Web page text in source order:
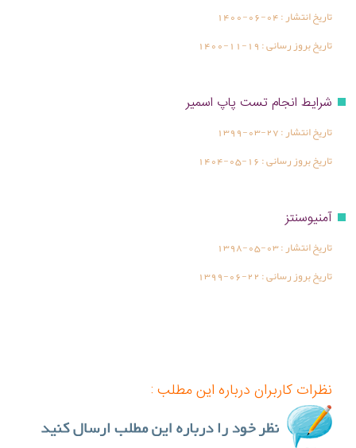
تاریخ انتشار :1400-06-04
تاریخ بروز رسانی :1400-11-19
شرایط انجام تست پاپ اسمیر
تاریخ انتشار :1399-03-27
تاریخ بروز رسانی :1404-05-16
آمنیوسنتز
تاریخ انتشار :1398-05-03
تاریخ بروز رسانی :1399-06-22
نظرات کاربران درباره این مطلب :